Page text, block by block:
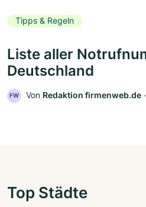
Tipps & Regeln
Liste aller
Deutschland
FW Von Redaktion firmenweb.de ‧
Top Städte